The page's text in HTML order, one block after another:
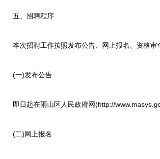
五、招聘程序
本次招聘工作按照发布公告、网上报名、资格审
(一)发布公告
即日起在雨山区人民政府网(http://
(二)网上报名